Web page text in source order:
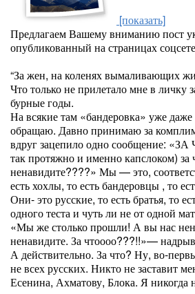
[показать]
Предлагаем Вашему вниманию пост
опубликованный на страницах
“За жен, на коленях вымаливающих
Что только не прилетало мне в личку
бурные годы.
На всякие там «бандеровка» уже
обращаю. Давно принимаю за
вдруг зацепило одно сообщение:
так протяжно и именно капслоком) за
ненавидите????» Мы — это,
есть хохлы, то есть бандеровцы , то
Они- это русские, то есть братья, то
одного теста и чуть ли не от одной
«Мы же столько прошли! А вы нас
ненавидите. За чтоооо???!!»—
А действительно. За что? Ну, во-
не всех русских. Никто не заставит
Есенина, Ахматову, Блока. Я никогда